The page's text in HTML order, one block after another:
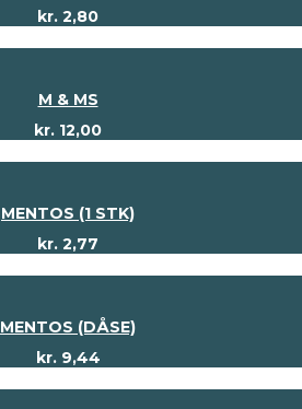
kr. 2,80
M & MS
kr. 12,00
MENTOS (1 STK)
kr. 2,77
MENTOS (DÅSE)
kr.9,44